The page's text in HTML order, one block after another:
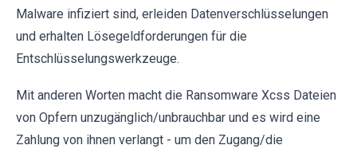
Malware infiziert sind, erleiden Datenverschlüsselungen
und erhalten Lösegeldforderungen für die
Entschlüsselungswerkzeuge.
Mit anderen Worten macht die Ransomware Xcss Dateien
von Opfern unzugänglich/unbrauchbar und es wird eine
Zahlung von ihnen verlangt - um den Zugang/die